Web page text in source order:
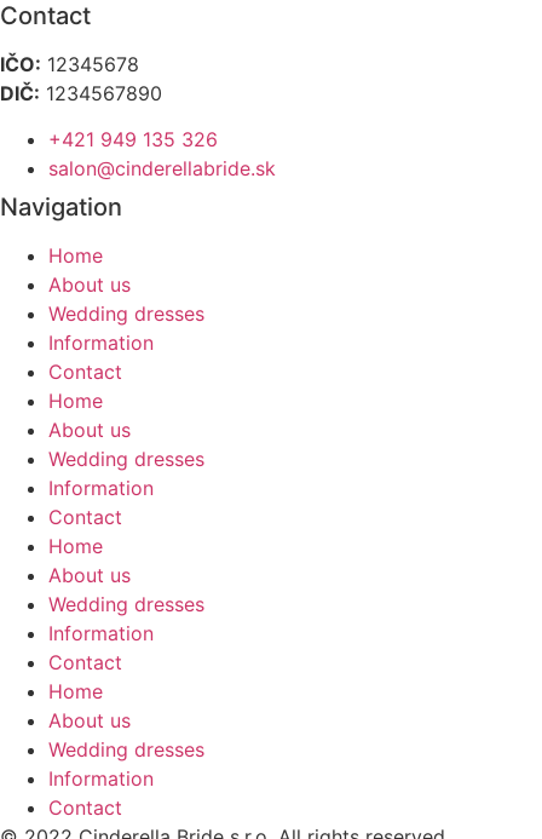
Contact
IČO: 12345678
DIČ: 1234567890
+421 949 135 326
salon@cinderellabride.sk
Navigation
Home
About us
Wedding dresses
Information
Contact
Home
About us
Wedding dresses
Information
Contact
Home
About us
Wedding dresses
Information
Contact
Home
About us
Wedding dresses
Information
Contact